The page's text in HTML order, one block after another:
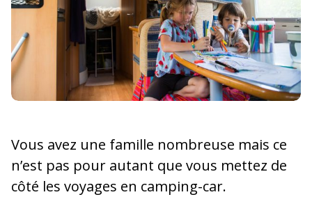
Vous avez une famille nombreuse mais ce
n’est pas pour autant que vous mettez de
côté les voyages en camping-car.